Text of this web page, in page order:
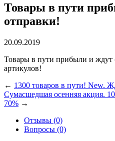
Товары в пути
отправки!
20.09.2019
Товары в пути прибыли и ждут
артикулов!
← 1300 товаров в пути! New.
Сумасшедшая осенняя акция.
70% →
Отзывы (0)
Вопросы (0)